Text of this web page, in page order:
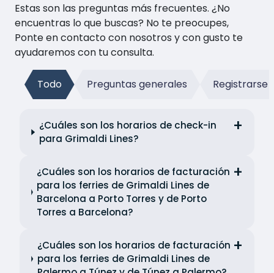
Estas son las preguntas más frecuentes. ¿No
encuentras lo que buscas? No te preocupes,
Ponte en contacto con nosotros y con gusto te
ayudaremos con tu consulta.
Todo Preguntas generales Registrarse
¿Cuáles son los horarios de check-in
para Grimaldi Lines?
¿Cuáles son los horarios de facturación
para los ferries de Grimaldi Lines de
Barcelona a Porto Torres y de Porto
Torres a Barcelona?
¿Cuáles son los horarios de facturación
para los ferries de Grimaldi Lines de